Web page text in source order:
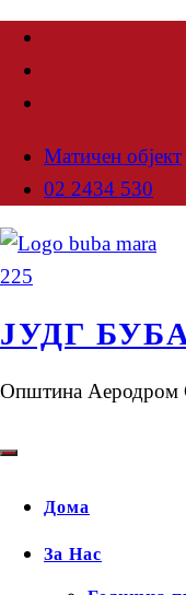
Матичен објект
02 2434 530
ЈУДГ
Општина Аеродром
Дома
За Нас